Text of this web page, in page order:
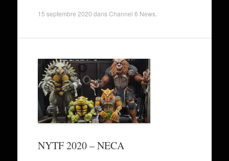
15 septembre 2020 dansChannel 6 News.
NYTF 2020 – NECA